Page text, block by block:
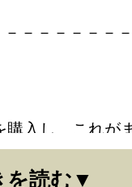
－－－－－－
入し、これが
までに購入し
ことにしました
を読む